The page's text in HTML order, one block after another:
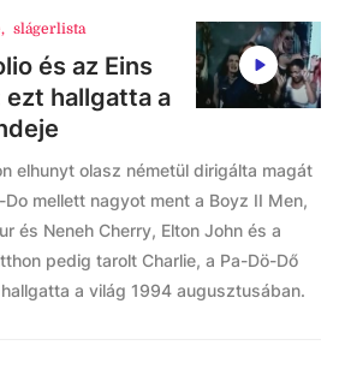
, slágerlista
és az Eins
ezt hallgatta a
elhunyt olasz németül dirigálta magát
mellett nagyot ment a Boyz II Men,
és Neneh Cherry, Elton John és a
pedig tarolt Charlie, a Pa-Dö-Dő
a világ 1994 augusztusában.